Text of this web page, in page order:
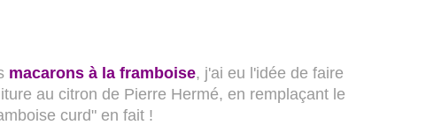
macarons à la framboise, j'ai eu l'idée de faire
au citron de Pierre Hermé, en remplaçant le
curd" en fait !